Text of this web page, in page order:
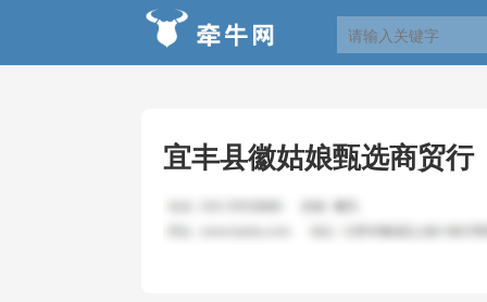
宜丰县徽姑娘甄选商贸行